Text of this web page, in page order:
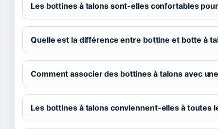
Les bottines à talons sont-elles confortables
Quelle est la différence entre bottine et botte à
Comment associer des bottines à talons avec
Les bottines à talons conviennent-elles à toutes